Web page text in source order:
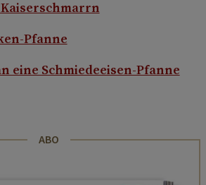
Pfanne
eine Schmiedeeisen-Pfanne
ABO